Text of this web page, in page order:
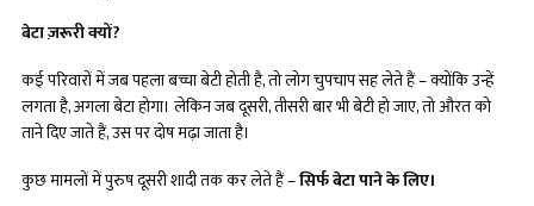
बेटा ज़रूरी क्यों?
कई परिवारों में जब पहला बच्चा बेटी होती है, तो लोग चुपचाप सह लेते हैं – क्योंकि उन्हें
लगता है, अगला बेटा होगा। लेकिन जब दूसरी, तीसरी बार भी बेटी हो जाए, तो औरत को
ताने दिए जाते हैं, उस पर दोष मढ़ा जाता है।
कुछ मामलों में पुरुष दूसरी शादी तक कर लेते हैं –सिर्फ बेटा पाने के लिए।